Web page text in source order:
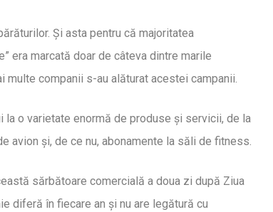
Și asta pentru că majoritatea
era marcată doar de câteva dintre marile
companii s-au alăturat acestei campanii.
la o varietate enormă de produse și servicii, de la
avion și, de ce nu, abonamente la săli de fitness.
sărbătoare comercială a doua zi după Ziua
diferă în fiecare an și nu are legătură cu